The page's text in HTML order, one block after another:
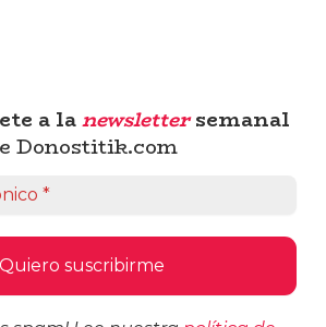
a lanewslettersemanal
Donostitik.com